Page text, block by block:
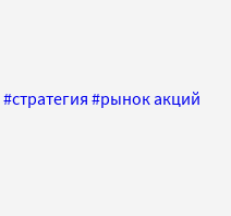
#стратегия #рынок акций